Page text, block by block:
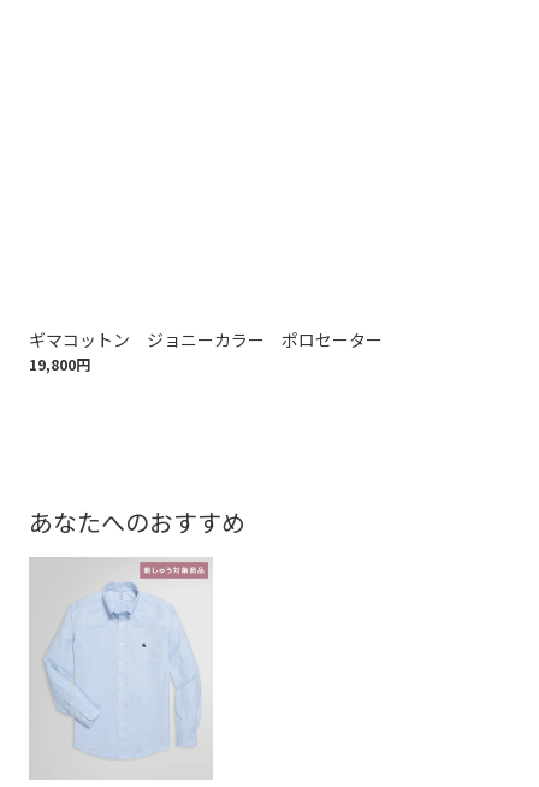
ギマコットン ジョニーカラー ポロセーター
19,800円
あなたへのおすすめ